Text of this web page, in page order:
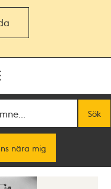
Sök
nära mig